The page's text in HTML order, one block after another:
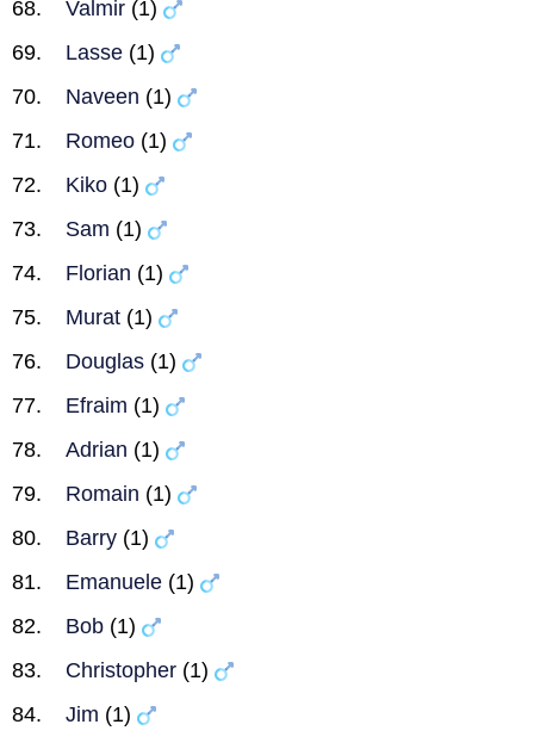
Valmir (1)
Lasse (1)
Naveen (1)
Romeo (1)
Kiko (1)
Sam (1)
Florian (1)
Murat (1)
Douglas (1)
Efraim (1)
Adrian (1)
Romain (1)
Barry (1)
Emanuele (1)
Bob (1)
Christopher (1)
Jim (1)